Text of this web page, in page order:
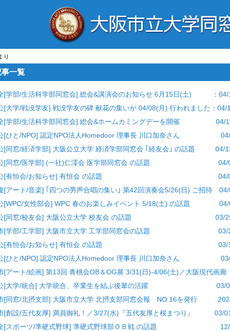
り
一覧
[学部/生活科学部同窓会] 総会&講演会のお知らせ 6月15日(土) ：04/
[大学/戦没学友] 戦没学友の碑 献花の集いが 04/08(月) 行われました：04/
[学部/生活科学部同窓会] 総会&ホームカミングデーを開催 04/
[ひと/NPO] 認定NPO法人Homedoor 理事長 川口加奈さん 04/
[同窓/経済学部] 大阪公立大学 経済学部同窓会 ｢経友会｣ の話題 04/
[同窓/医学部] (一社)仁澪会 医学部同窓会 の話題 04/01(
[有恒会/お知らせ] 有恒会 の話題 04/04(木
[アート/音楽] ｢四つの男声合唱の集い｣ 第42回演奏会5/26(日) ご招待
[WPC/女性部会] WPC 春のお楽しみイベント 5/18(土) の話題 04/
[同窓/校友会] 大阪公立大学 校友会 の話題 03/29(
[学部/工学部] 大阪市立大学 工学部同窓会の話題 03/26(
[有恒会/お知らせ] 有恒会 の話題 03/14(月
[ひと/NPO] 認定NPO法人Homedoor 理事長 川口加奈さん 03/
[アート/絵画] 第13回 青桃会OB＆OG展 3/31(日)-4/06(土)／大阪現代画
[大学/統合] 大学統合、卒業生を結ぶ後輩の活躍 03/06(
[同窓/北摂支部] 大阪市立大学 北摂支部同窓会報 NO.16を発行
[創設/五代友厚] 満員御礼！／3/27(水)『五代友厚と桜まつり』 03/
[スポーツ/準硬式野球] 準硬式野球部ＯＢ戦 の話題 12/